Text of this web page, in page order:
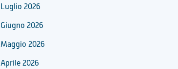
Luglio 2026
Giugno 2026
Maggio 2026
Aprile 2026